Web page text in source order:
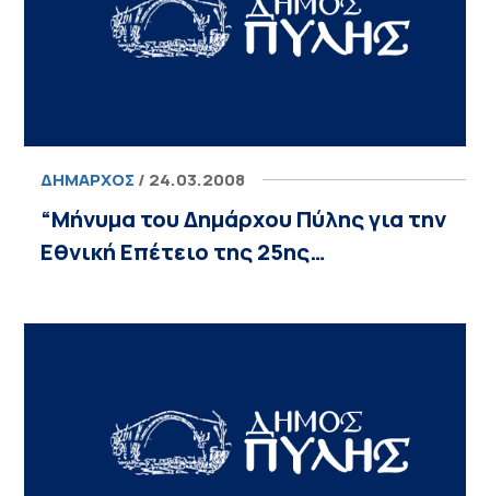
ΔΉΜΑΡΧΟΣ / 24.03.2008
“Μήνυμα του Δημάρχου Πύλης για την
Εθνική Επέτειο της 25ης…